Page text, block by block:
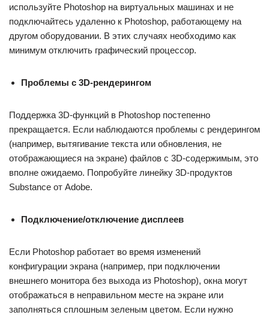
используйте Photoshop на виртуальных машинах и не
подключайтесь удаленно к Photoshop, работающему на
другом оборудовании. В этих случаях необходимо как
минимум отключить графический процессор.
Проблемы с 3D-рендерингом
Поддержка 3D-функций в Photoshop постепенно
прекращается. Если наблюдаются проблемы с рендерингом
(например, вытягивание текста или обновления, не
отображающиеся на экране) файлов с 3D-содержимым, это
вполне ожидаемо. Попробуйте линейку 3D-продуктов
Substance от Adobe.
Подключение/отключение дисплеев
Если Photoshop работает во время изменений
конфигурации экрана (например, при подключении
внешнего монитора без выхода из Photoshop), окна могут
отображаться в неправильном месте на экране или
заполняться сплошным зеленым цветом. Если нужно